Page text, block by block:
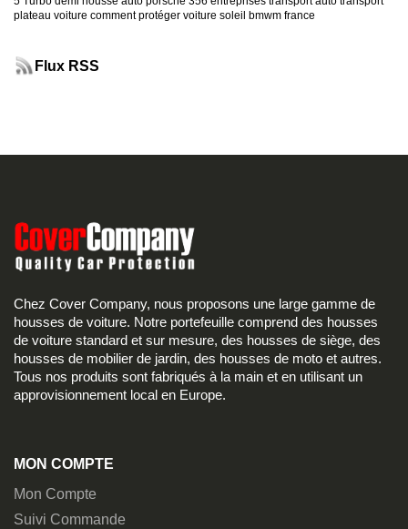
plateau voiture comment protéger voiture soleil bmwm france
Flux RSS
Chez Cover Company, nous proposons une large gamme de
housses de voiture. Notre portefeuille comprend des housses
de voiture standard et sur mesure, des housses de siège, des
housses de mobilier de jardin, des housses de moto et autres.
Tous nos produits sont fabriqués à la main et en utilisant un
approvisionnement local en Europe.
MON COMPTE
Mon Compte
Suivi Commande